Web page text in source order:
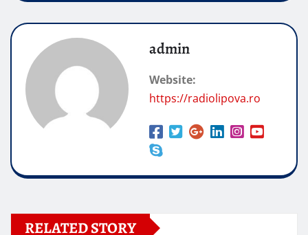
admin
Website:
https://radiolipova.ro
RELATED STORY